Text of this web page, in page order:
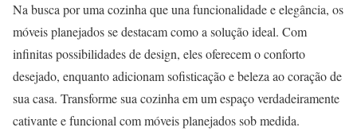
Na busca por uma cozinha que una funcionalidade e elegância, os
móveis planejados se destacam como a solução ideal. Com
infinitas possibilidades de design, eles oferecem o conforto
desejado, enquanto adicionam sofisticação e beleza ao coração de
sua casa. Transforme sua cozinha em um espaço verdadeiramente
cativante e funcional com móveis planejados sob medida.